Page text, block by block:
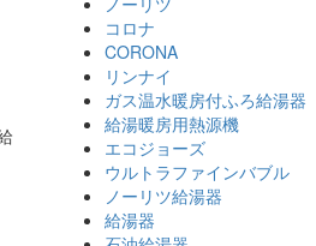
コロナ
CORONA
リンナイ
ガス温水暖房付ふろ給湯器
給湯暖房用熱源機
エコジョーズ
ウルトラファインバブル
ノーリツ給湯器
給湯器